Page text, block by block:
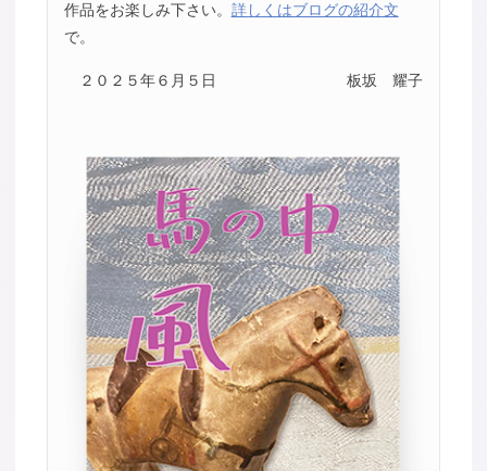
作品をお楽しみ下さい。 詳しくはブログの紹介文
で。
２０２５年６月５日 板坂 耀子